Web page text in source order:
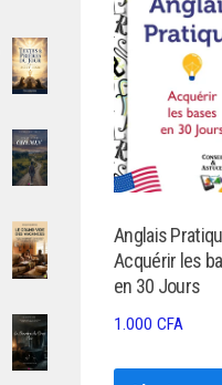
Anglais
Acquérir les
en 30 Jours
1.000 CFA